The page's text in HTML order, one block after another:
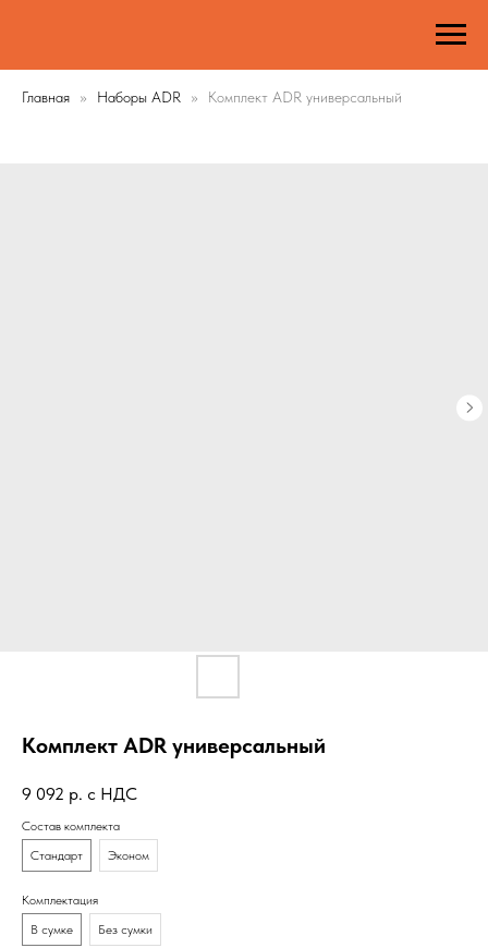
Главная Наборы ADR Комплект ADR универсальный
Комплект ADR универсальный
9 092 р. с НДС
Состав комплекта
Стандарт
Эконом
Комплектация
В сумке
Без сумки